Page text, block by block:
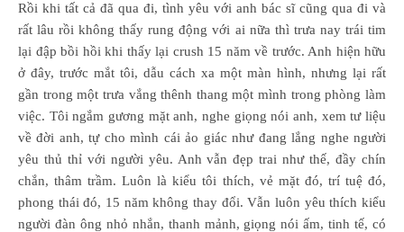
Rồi khi tất cả đã qua đi, tình yêu với anh bác sĩ cũng qua đi và
rất lâu rồi không thấy rung động với ai nữa thì trưa nay trái tim
lại đập bồi hồi khi thấy lại crush 15 năm về trước. Anh hiện hữu
ở đây, trước mắt tôi, dẫu cách xa một màn hình, nhưng lại rất
gần trong một trưa vắng thênh thang một mình trong phòng làm
việc. Tôi ngắm gương mặt anh, nghe giọng nói anh, xem tư liệu
về đời anh, tự cho mình cái ảo giác như đang lắng nghe người
yêu thủ thỉ với người yêu. Anh vẫn đẹp trai như thế, đầy chín
chắn, thâm trầm. Luôn là kiểu tôi thích, vẻ mặt đó, trí tuệ đó,
phong thái đó, 15 năm không thay đổi. Vẫn luôn yêu thích kiểu
người đàn ông nhỏ nhắn, thanh mảnh, giọng nói ấm, tinh tế, có